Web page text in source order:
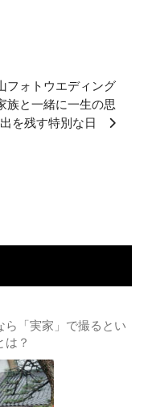
フォトウエディング
族と一緒に一生の思
を残す特別な日
「実家」で撮るとい
は？